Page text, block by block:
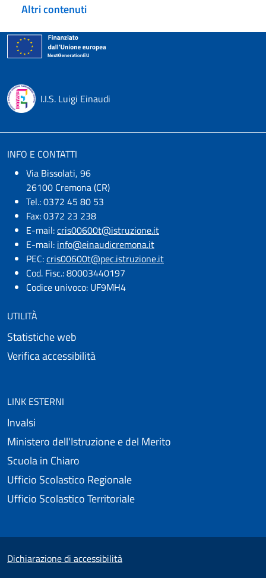
Altri contenuti
I.I.S. Luigi Einaudi
INFO E CONTATTI
Via Bissolati, 96
26100 Cremona (CR)
Tel.: 0372 45 80 53
Fax: 0372 23 238
E-mail:cris00600t@istruzione.it
E-mail:​ info@einaudicremona.it
PEC:cris00600t@pec.istruzione.it
Cod. Fisc.: 80003440197
Codice univoco: UF9MH4
UTILITÀ
Statistiche web
Verifica accessibilità
LINK ESTERNI
Invalsi
Ministero dell'Istruzione e del Merito
Scuola in Chiaro
Ufficio Scolastico Regionale
Ufficio Scolastico Territoriale
Small prints
Dichiarazione di accessibilità